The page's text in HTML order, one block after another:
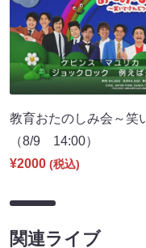
教育おたのしみ会～笑
（8/9 14:00）
¥2000 (税込)
関連ライブ